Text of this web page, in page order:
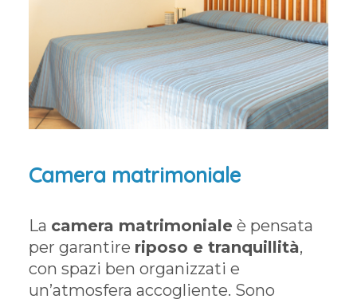
Camera matrimoniale
La camera matrimoniale è pensata
per garantire riposo e tranquillità,
con spazi ben organizzati e
un’atmosfera accogliente. Sono